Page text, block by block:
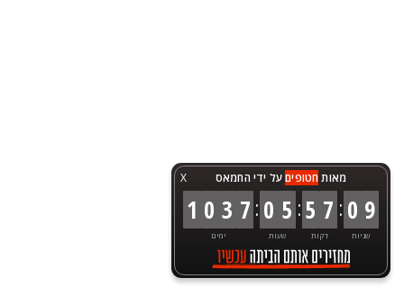
X מאותחטופיםעל ידי החמאס
1 0 3 7
ימים
: 0 5
שעות
:5 7
דקות
: 0 9
שניות